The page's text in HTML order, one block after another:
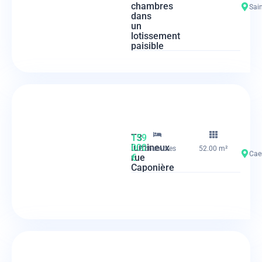
chambres
dans
un
lotissement
paisible
T3
lumineux
rue
Caponière
159
000
€
2 chambres 52.00 m²